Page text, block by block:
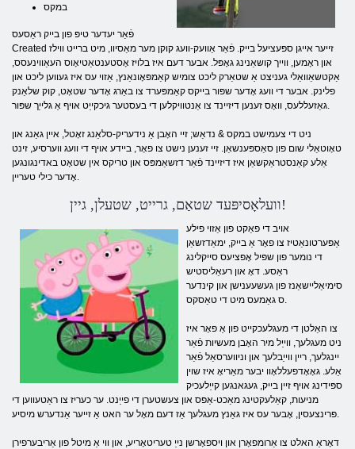
במקס
פֿאַר יעדער טיפּ פון בייק ראַסעס
Created זייער אייגן ספּעציעל בייק. פֿאַר אַוועק-וועג קוקן מער מאַסיוו, מיט ברייט ווילז
און ראָמען, ווייך קושאַנינג גאָפּל. אבער דעם איז בלויז אָסטענטאַטיאָוס העאַווינעסס,
אַקטשאַוואַלי געניצט אַ שטאַרק ליכט צומיש קאַמפּאָונאַנץ, אַזוי עס איז געווען ליכט און
פלינק. אבער די וועג אָדער שפּור בייקס קאַמפּערד צו באַרג אָדער שטאָט, קוק שלאַנק
גאַזעללעס, וואָס זענען דיזיינד צו אַנטוויקלען די בעסטער גיכקייַט אויף אַ גלייַך שפּור.
ניט די צעמישט במקס & נדאַש; זיי האָבן אַ נידעריק-סלאַנג זאָטל, איין גאַנג און
טאָוטאַלי שום פון סאַספּענשאַן. זיי זענען נישט צו פאָר, ביידע אויף די וועג ווערסיע, זינט
אַלע קאַנסטראַקשאַן איז דיזיינד פֿאַר דזשאַמפּס און טריקס אין שטאָט באדינגונגען
אָדער כילי טעריין.
וועלאָסיפּעד שטאַם, גרייט, שטעלן, גיין!
אויב די פאַקט פון אַזוי פילע
אַפּערטונאַטיז צו פאָר אַ בייק, ימאַדזשאַן
די נומער פון שפּיל אָפּציעס סייקלינג
ראַסע. דאָ און רעאַליסטיש
סימיאַליישאַנז פון געשעענישן און קינדער
ס גאַמעס מיט די טאַסקס.
צו האַלטן די מעגלעכקייט פון אַ פאָר איז
ניט מעגלעך, ווייַל מיר האָבן מעשיות פֿאַר
יינגלעך, ריין ווייַבלעך און וניווערסאַל פֿאַר
אַלע. גאָאָדפעללאָוו יבער מאַריאָ איז שוין
ספּידינג אויף זיין בייק, געגאנגען קייַלעכיק
מניעות, קאַלעקטינג מאַכט-אַפּס און צעשטערן די פייַנט. ער כעריז צו ראַטעווען די
פּרינצעסין, אָבער עס איז גאַנץ מעגלעך אַז דעם מאָל ער האט אַ זייער אַנדערש מיסיע.
דאָראַ האלט צו אַרומפאָרן און ויספאָרשן נייַ טעריטאָריע, און ווי אַ מיטל פון אַריבערפירן